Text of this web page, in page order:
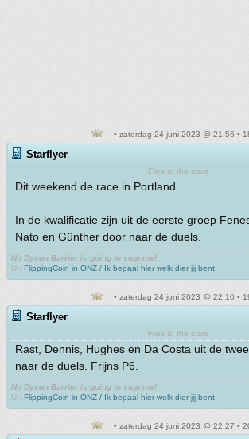
• zaterdag 24 juni 2023 @ 21:56 •
Starflyer
Flies to the stars
Dit weekend de race in Portland.
In de kwalificatie zijn uit de eerste groep
Nato en Günther door naar de duels.
No Dyson Barrier is going to stop me!
UI: FlippingCoin in ONZ / Ik bepaal hier welk dier jij bent
• zaterdag 24 juni 2023 @ 22:10 •
Starflyer
Flies to the stars
Rast, Dennis, Hughes en Da Costa uit de
naar de duels. Frijns P6.
No Dyson Barrier is going to stop me!
UI: FlippingCoin in ONZ / Ik bepaal hier welk dier jij bent
• zaterdag 24 juni 2023 @ 22:27 •